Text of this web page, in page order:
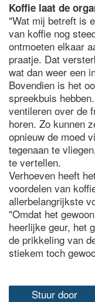
Koffie laat de
"Wat mij betreft is
van koffie nog
ontmoeten elkaar
praatje. Dat
wat dan weer een
Bovendien is het
spreekbuis
ventileren over de
horen. Zo kunnen
opnieuw de moed
tegenaan te
te vertellen.
Verhoeven heeft
voordelen van
allerbelangrijkste
"Omdat het
heerlijke geur, het
de prikkeling van
stiekem toch
Stuur door